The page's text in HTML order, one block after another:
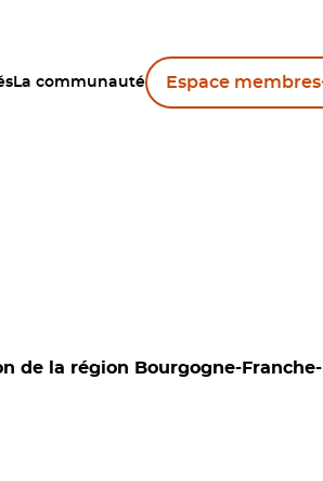
La communauté Espace membres
de la région Bourgogne-Franche-